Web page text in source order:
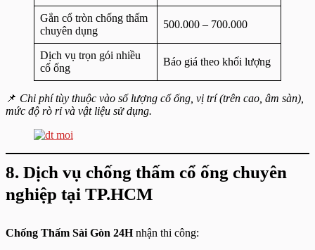
Gắn cổ tròn chống thấm
chuyên dụng
500.000 – 700.000
Dịch vụ trọn gói nhiều
cổ ống
Báo giá theo khối lượng
📌 Chi phí tùy thuộc vào số lượng cổ ống, vị trí (trên cao, âm sàn),
mức độ rò rỉ và vật liệu sử dụng.
8. Dịch vụ chống thấm cổ ống chuyên
nghiệp tại TP.HCM
Chống Thấm Sài Gòn 24Hnhận thi công: